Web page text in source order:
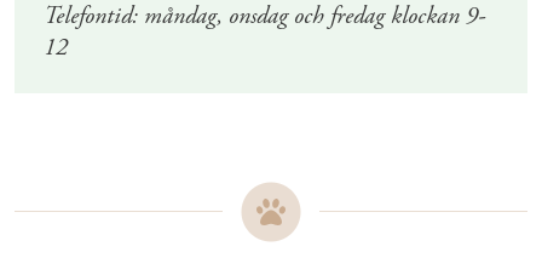
Telefontid: måndag, onsdag och fredag klockan 9-
12